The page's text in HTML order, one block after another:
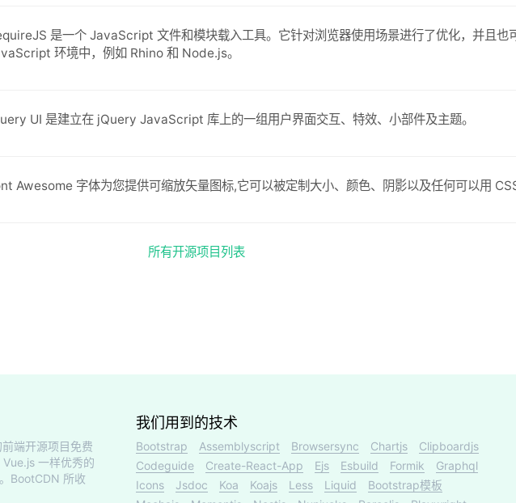
是一个 JavaScript 文件和模块载入工具。它针对浏览器使用场景进行了优化，并且也
环境中，例如 Rhino 和 Node.js。
UI 是建立在 jQuery JavaScript 库上的一组用户界面交互、特效、小部件及主题。
Awesome 字体为您提供可缩放矢量图标,它可以被定制大小、颜色、阴影以及任何可以用
所有开源项目列表
端开源项目免费
一样优秀的
BootCDN 所收
我们用到的技术
Bootstrap Assemblyscript Browsersync Chartjs
Clipboardjs
Codeguide
Create-React-App Ejs Esbuild Formik
Graphql
Icons
Jsdoc Koa Koajs Less Liquid
Bootstrap模板